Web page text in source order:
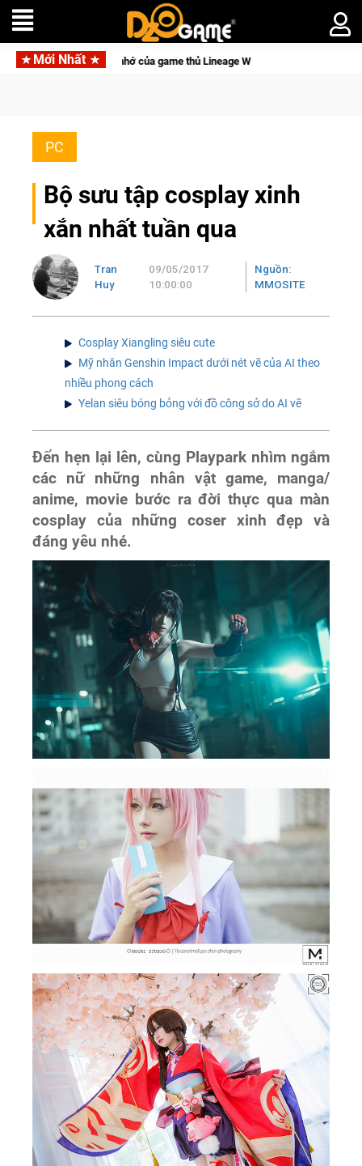
Mới Nhất
Pocketpair đưa bom tấn săn thú sinh tồn lên di động với tên gọi Palworld
PC
Bộ sưu tập cosplay xinh
xắn nhất tuần qua
Tran
Huy
09/05/2017
10:00:00
Nguồn:
MMOSITE
Cosplay Xiangling siêu cute
Mỹ nhân Genshin Impact dưới nét vẽ của AI theo
nhiều phong cách
Yelan siêu bóng bỏng với đồ công sở do AI vẽ
Đến hẹn lại lên, cùng Playpark nhìm ngắm
các nữ những nhân vật game, manga/
anime, movie bước ra đời thực qua màn
cosplay của những coser xinh đẹp và
đáng yêu nhé.